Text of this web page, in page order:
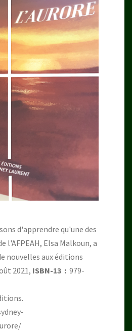
d'apprendre qu'une des
l'AFPEAH, Elsa Malkoun, a
nouvelles aux éditions
2021,
ISBN-13 ‏ : ‎ 979-